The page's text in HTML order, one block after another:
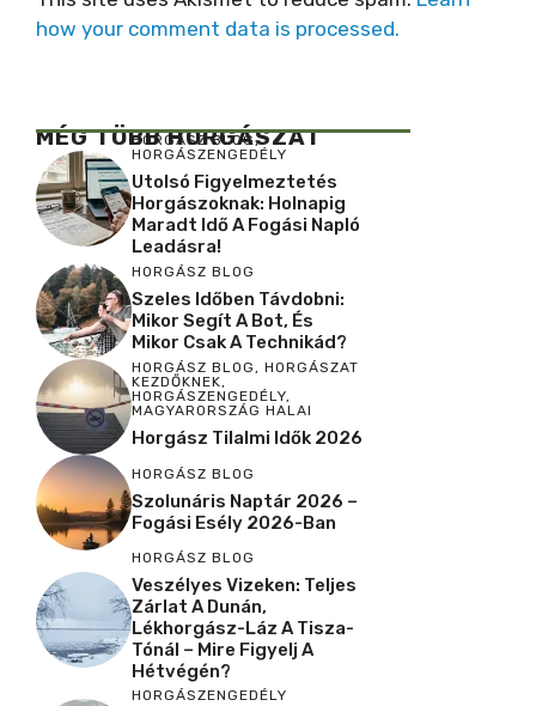
y
i
e
o
how your comment data is processed.
MÉG TÖBB HORGÁSZAT
HORGÁSZ BLOG,
HORGÁSZENGEDÉLY
Utolsó Figyelmeztetés
Horgászoknak: Holnapig
Maradt Idő A Fogási Napló
Leadásra!
HORGÁSZ BLOG
Szeles Időben Távdobni:
Mikor Segít A Bot, És
Mikor Csak A Technikád?
HORGÁSZ BLOG, HORGÁSZAT
KEZDŐKNEK,
HORGÁSZENGEDÉLY,
MAGYARORSZÁG HALAI
Horgász Tilalmi Idők 2026
HORGÁSZ BLOG
Szolunáris Naptár 2026 –
Fogási Esély 2026-Ban
HORGÁSZ BLOG
Veszélyes Vizeken: Teljes
Zárlat A Dunán,
Lékhorgász-Láz A Tisza-
Tónál – Mire Figyelj A
Hétvégén?
HORGÁSZENGEDÉLY